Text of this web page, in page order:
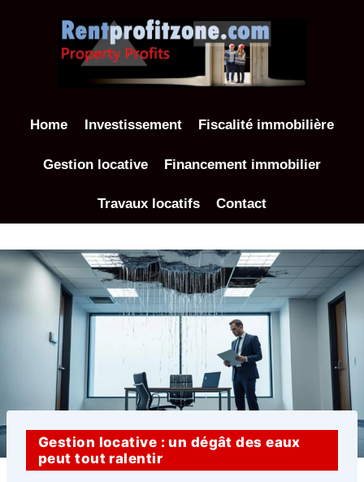
Home Investissement Fiscalité immobilière
Gestion locative Financement immobilier
Travaux locatifs Contact
Gestion locative : un dégât des eaux
peut tout ralentir